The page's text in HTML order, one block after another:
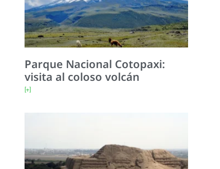
Parque Nacional Cotopaxi:
visita al coloso volcán
[+]